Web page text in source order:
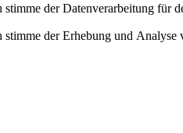
stimme der Datenverarbeitung für
stimme der Erhebung und